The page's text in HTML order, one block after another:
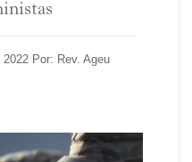
Por: Rev. Ageu